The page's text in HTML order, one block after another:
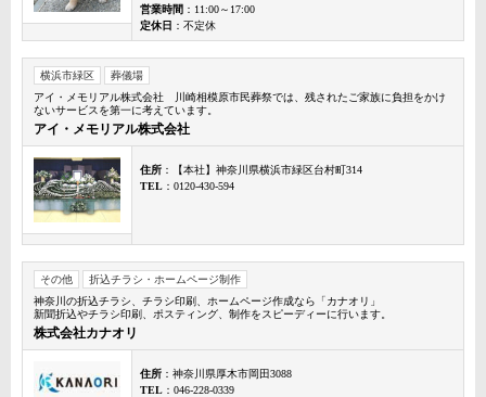
営業時間 ：11:00～17:00
定休日 ：不定休
横浜市緑区
葬儀場
アイ・メモリアル株式会社 川崎相模原市民葬祭では、残されたご家族に負担をかけ
ないサービスを第一に考えています。
アイ・メモリアル株式会社
住所 ：【本社】神奈川県横浜市緑区台村町314
TEL ：0120-430-594
その他
折込チラシ・ホームページ制作
神奈川の折込チラシ、チラシ印刷、ホームページ作成なら「カナオリ」
新聞折込やチラシ印刷、ポスティング、制作をスピーディーに行います。
株式会社カナオリ
住所 ：神奈川県厚木市岡田3088
TEL ：046-228-0339